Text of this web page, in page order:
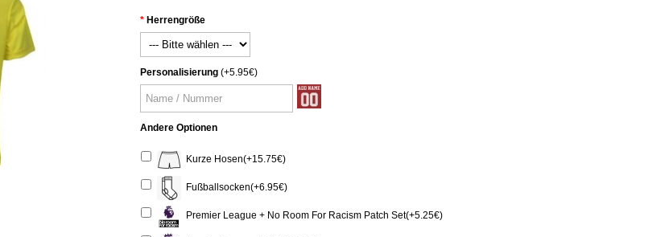
Herrengröße
Personalisierung (+5.95€)
Andere Optionen
Kurze Hosen(+15.75€)
Fußballsocken(+6.95€)
Premier League + No Room For Racism Patch Set(+5.25€)